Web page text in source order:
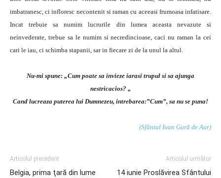
imbatranesc, ci infloresc necontenit si raman cu aceeasi frumoasa infatisare.
Incat trebuie sa numim lucrurile din lumea aceasta nevazute si
neinvederate, trebue sa le numim si necredincioase, caci nu raman la cei
cari le iau, ci schimba stapanii, sar in fiecare zi de la unul la altul.
Nu-mi spune: „Cum poate sa invieze iarasi trupul si sa ajunga
nestricacios? „
Cand lucreaza puterea lui Dumnezeu, intrebarea:”Cum”, sa nu se puna!
(Sfântul Ioan Gură de Aur)
Articolul precedent
Belgia, prima ţară din lume
Articolul următor
14 iunie Proslăvirea Sfântului